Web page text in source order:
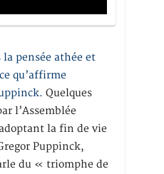
pensée athée et
qu’affirme
Quelques
l’Assemblée
la fin de vie
Puppinck,
du « triomphe de